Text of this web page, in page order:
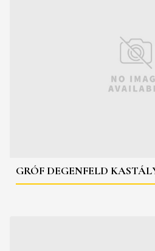
GRÓF DEGENFELD